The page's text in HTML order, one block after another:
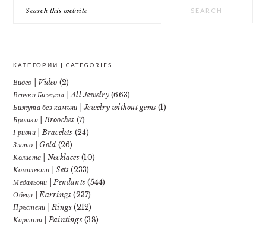
this
КАТЕГОРИИ | CATEGORIES
Видео | Video (2)
Всички Бижута | All Jewelry(663)
Бижута без камъни | Jewelry without gems (1)
Брошки | Brooches (7)
Гривни | Bracelets (24)
Злато | Gold (26)
Колиета | Necklaces(10)
Комплекти | Sets (233)
Медальони | Pendants (544)
Обеци | Earrings (237)
Пръстени | Rings (212)
Картини | Paintings(38)